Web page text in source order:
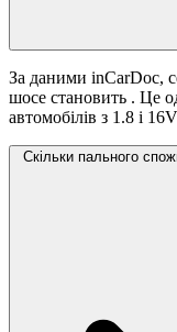
За даними inCarDoc,
шосе становить . Це
автомобілів з 1.8 i
Скільки пального